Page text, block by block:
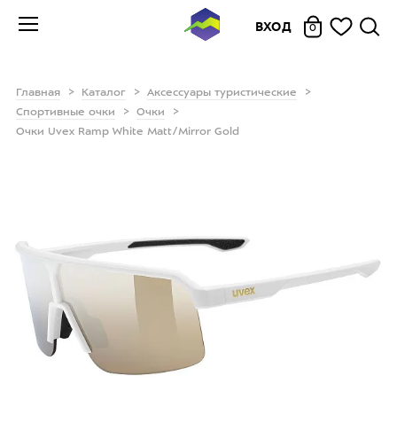
ВХОД 0
Главная Каталог
Аксессуары туристические
Спортивные очки
Очки
Очки Uvex Ramp White Matt/Mirror Gold